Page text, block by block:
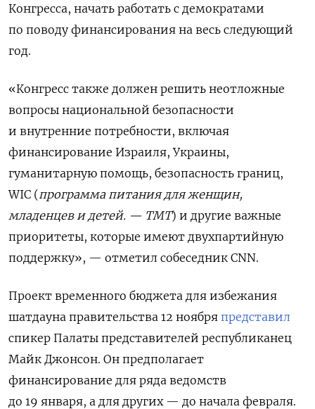
Конгресса, начать работать с демократами
по поводу финансирования на весь следующий
год.
«Конгресс также должен решить неотложные
вопросы национальной безопасности
и внутренние потребности, включая
финансирование Израиля, Украины,
гуманитарную помощь, безопасность границ,
WIC (программа питания для женщин,
младенцев и детей. — ТМТ) и другие важные
приоритеты, которые имеют двухпартийную
поддержку», — отметил собеседник CNN.
Проект временного бюджета для избежания
шатдауна правительства 12 ноября представил
спикер Палаты представителей республиканец
Майк Джонсон. Он предполагает
финансирование для ряда ведомств
до 19 января, а для других — до начала февраля.